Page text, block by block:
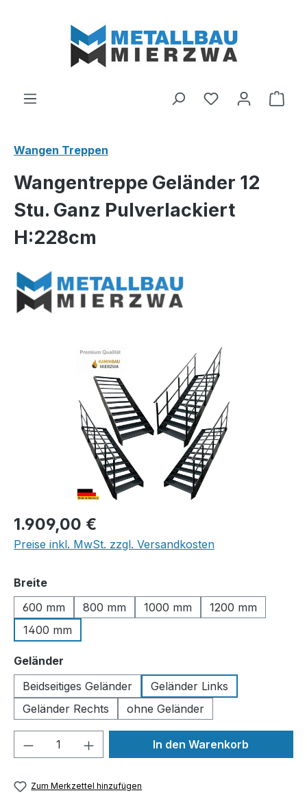
Du hast 0
Wangen Treppen
Wangentreppe Geländer 12
Stu. Ganz Pulverlackiert
H:228cm
Bildergalerie überspringen
Regulärer Preis:
1.909,00 €
Preise inkl. MwSt. zzgl. Versandkosten
Breiteauswählen
600 mm
800 mm 1000 mm
1200 mm
1400 mm
Geländer
Beidseitiges Geländer
Geländer Links
Geländer Rechts
ohne Geländer
Produkt Anzahl: Gib denIn den Warenkorb
Zum Merkzettel hinzufügen